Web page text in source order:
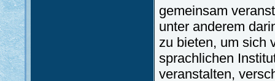
gemeinsam
unter anderem
zu bieten, um sich
sprachlichen
veranstalten,